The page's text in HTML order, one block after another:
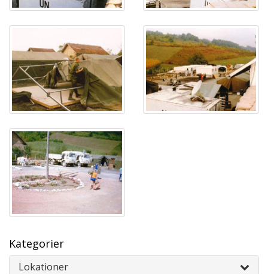
Kategorier
Lokationer